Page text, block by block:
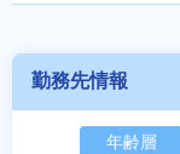
勤務先情報
年齢層